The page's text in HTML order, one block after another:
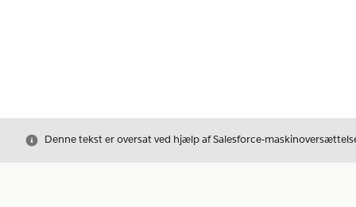
LukDenne tekst er oversat ved hjælp af Salesforce-